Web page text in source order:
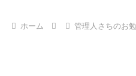
ホーム 管理人さちのお